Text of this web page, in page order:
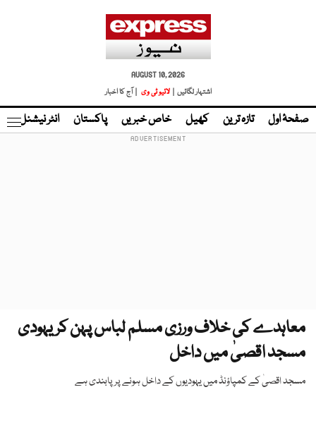
AUGUST 10, 2026
اشتہار لگائیں |
لائیو ٹی وی | آج کا اخبار
صفحۂ اول تازہ ترین کھیل خاص خبریں پاکستان انٹر نیشنل
معاہدے کی خلاف ورزی مسلم لباس پہن کر یہودی
مسجد اقصیٰ میں داخل
مسجد اقصیٰ کے کمپاؤنڈ میں یہودیوں کے داخل ہونے پر پابندی ہے